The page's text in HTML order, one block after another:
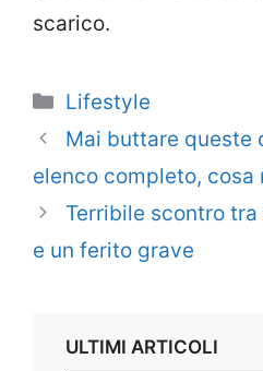
scarico.
Categorie
Lifestyle
Mai buttare queste
elenco completo, cosa
Terribile scontro
e un ferito grave
ULTIMI ARTICOLI